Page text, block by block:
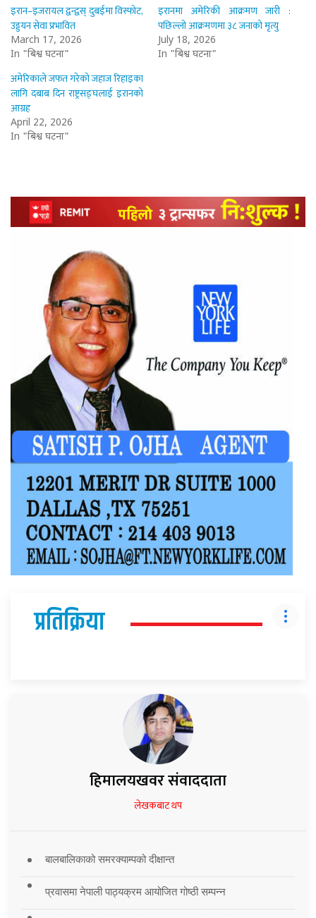
इरान–इजरायल द्वन्द्वस् दुबईमा विस्फोट,
उड्डयन सेवा प्रभावित
March 17, 2026
In "बिश्व घटना"
इरानमा अमेरिकी आक्रमण जारी :
पछिल्लो आक्रमणमा ३८ जनाको मृत्यु
July 18, 2026
In "बिश्व घटना"
अमेरिकाले जफत गरेको जहाज रिहाइका
लागि दबाब दिन राष्ट्रसङ्घलाई इरानको
आग्रह
April 22, 2026
In "बिश्व घटना"
प्रतिक्रिया
हिमालयखवर संवाददाता
लेखकबाट थप
बालबालिकाको समरक्याम्पको दीक्षान्त
प्रवासमा नेपाली पाठ्यक्रम आयोजित गोष्ठी सम्पन्न